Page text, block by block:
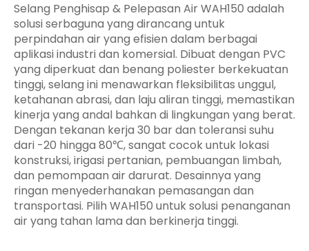
Selang Penghisap & Pelepasan Air WAH150 adalah
solusi serbaguna yang dirancang untuk
perpindahan air yang efisien dalam berbagai
aplikasi industri dan komersial. Dibuat dengan PVC
yang diperkuat dan benang poliester berkekuatan
tinggi, selang ini menawarkan fleksibilitas unggul,
ketahanan abrasi, dan laju aliran tinggi, memastikan
kinerja yang andal bahkan di lingkungan yang berat.
Dengan tekanan kerja 30 bar dan toleransi suhu
dari -20 hingga 80℃, sangat cocok untuk lokasi
konstruksi, irigasi pertanian, pembuangan limbah,
dan pemompaan air darurat. Desainnya yang
ringan menyederhanakan pemasangan dan
transportasi. Pilih WAH150 untuk solusi penanganan
air yang tahan lama dan berkinerja tinggi.